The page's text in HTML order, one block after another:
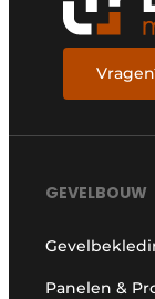
GEVELBOUW
Panelen &